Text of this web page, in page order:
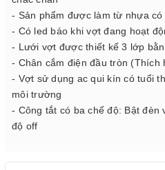
- Sản phẩm được làm từ nhựa có
- Có led báo khi vợt đang hoạt
- Lưới vợt được thiết kế 3 lớp
- Chân cắm điện đầu tròn (Thích
- Vợt sử dụng ac qui kín có tuổi
môi trường
- Công tắt có ba chế độ: Bật đèn
độ off